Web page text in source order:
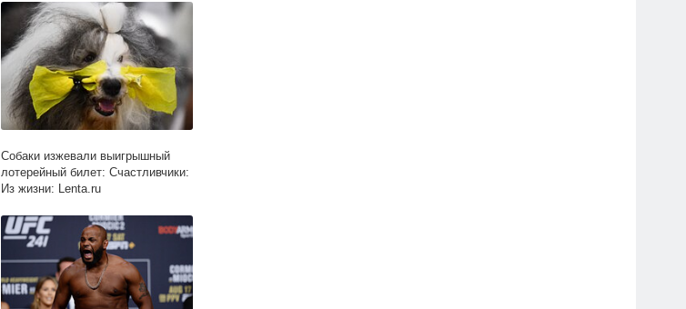
Собаки изжевали выигрышный
лотерейный билет: Счастливчики:
Из жизни: Lenta.ru